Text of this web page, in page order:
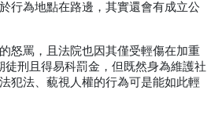
行為地點在路邊，其實還會有成立公
怒罵，且法院也因其僅受輕傷在加重
徒刑且得易科罰金，但既然身為維護社
犯法、藐視人權的行為可是能如此輕